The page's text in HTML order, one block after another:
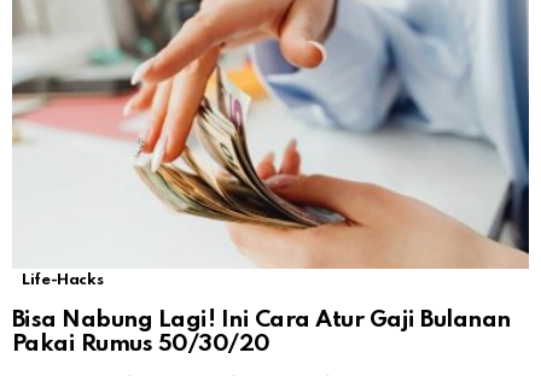
Life-Hacks
Bisa Nabung Lagi! Ini Cara Atur Gaji Bulanan
Pakai Rumus 50/30/20